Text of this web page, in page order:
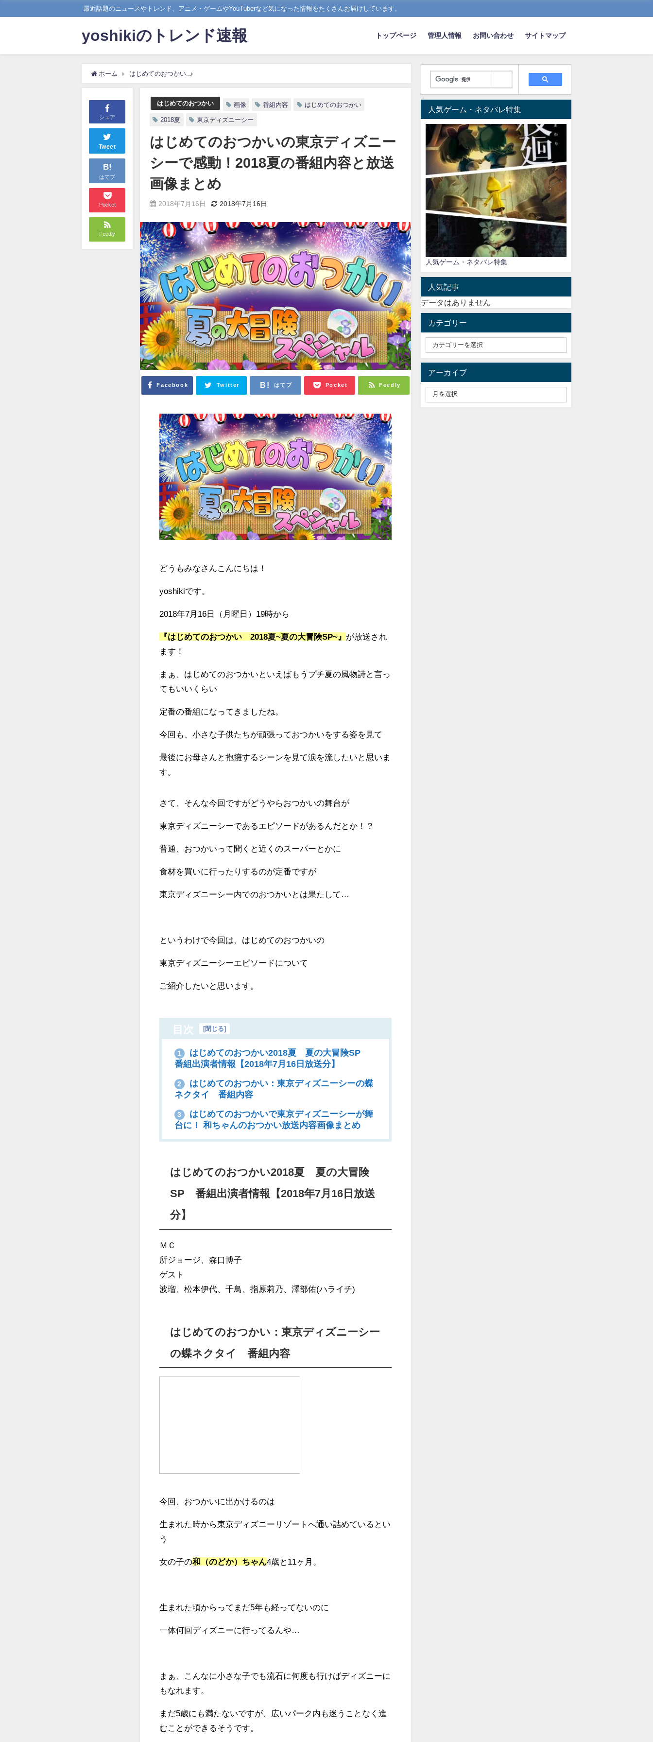
最近話題のニュースやトレンド、アニメ・ゲームやYouTuberなど気になった情報をたくさんお届けしています。
yoshikiのトレンド速報 トップページ 管理人情報 お問い合わせ サイトマップ
ホーム はじめてのおつかい はじめてのおつかいの東京ディズニーシーで感動！2018夏の番組内容と放送画像まとめ
シェア
Tweet
B!
はてブ
Pocket
Feedly
はじめてのおつかい 画像 番組内容 はじめてのおつかい
2018夏 東京ディズニーシー
はじめてのおつかいの東京ディズニー
シーで感動！2018夏の番組内容と放送
画像まとめ
2018年7月16日 2018年7月16日
Facebook Twitter はてブ Pocket Feedly
どうもみなさんこんにちは！
yoshikiです。
2018年7月16日（月曜日）19時から
『はじめてのおつかい 2018夏~夏の大冒険SP~』 が放送され
ます！
まぁ、はじめてのおつかいといえばもうプチ夏の風物詩と言っ
てもいいくらい
定番の番組になってきましたね。
今回も、小さな子供たちが頑張っておつかいをする姿を見て
最後にお母さんと抱擁するシーンを見て涙を流したいと思いま
す。
さて、そんな今回ですがどうやらおつかいの舞台が
東京ディズニーシーであるエピソードがあるんだとか！？
普通、おつかいって聞くと近くのスーパーとかに
食材を買いに行ったりするのが定番ですが
東京ディズニーシー内でのおつかいとは果たして…
というわけで今回は、はじめてのおつかいの
東京ディズニーシーエピソードについて
ご紹介したいと思います。
目次 [閉じる]
1
はじめてのおつかい2018夏 夏の大冒険SP
番組出演者情報【2018年7月16日放送分】
2
はじめてのおつかい：東京ディズニーシーの蝶
ネクタイ 番組内容
3
はじめてのおつかいで東京ディズニーシーが舞
台に！ 和ちゃんのおつかい放送内容画像まとめ
はじめてのおつかい2018夏 夏の大冒険
SP 番組出演者情報【2018年7月16日放送
分】
ＭＣ
所ジョージ、森口博子
ゲスト
波瑠、松本伊代、千鳥、指原莉乃、澤部佑(ハライチ)
はじめてのおつかい：東京ディズニーシー
の蝶ネクタイ 番組内容
今回、おつかいに出かけるのは
生まれた時から東京ディズニーリゾートへ通い詰めているとい
う
女の子の和（のどか）ちゃん4歳と11ヶ月。
生まれた頃からってまだ5年も経ってないのに
一体何回ディズニーに行ってるんや…
まぁ、こんなに小さな子でも流石に何度も行けばディズニーに
もなれます。
まだ5歳にも満たないですが、広いパーク内も迷うことなく進
むことができるそうです。
人気ゲーム・ネタバレ特集
人気ゲーム・ネタバレ特集
人気記事
データはありません
カテゴリー
アーカイブ